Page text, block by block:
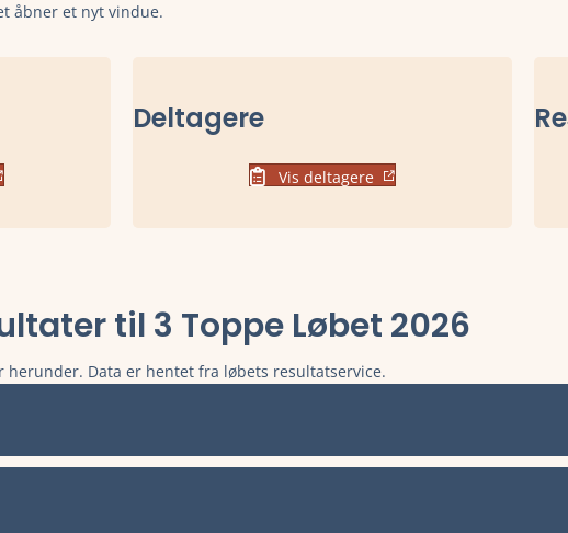
åbner et nyt vindue.
Deltagere
Vis deltagere
til 3 Toppe Løbet 2026
herunder. Data er hentet fra løbets resultatservice.